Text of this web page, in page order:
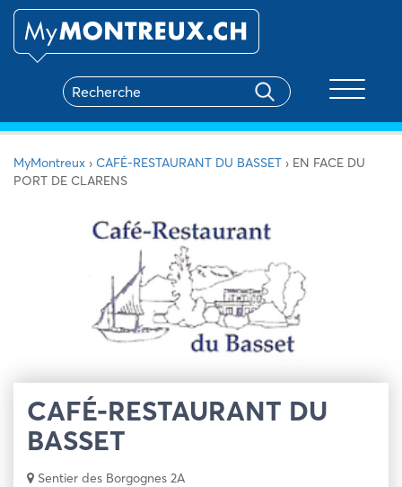
MyMontreux › CAFÉ-RESTAURANT DU BASSET › EN FACE DU
PORT DE CLARENS
CAFÉ-RESTAURANT DU
BASSET
Sentier des Borgognes 2A